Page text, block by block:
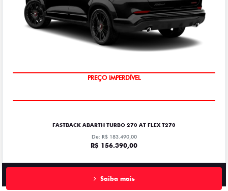
PREÇO IMPERDÍVEL
FASTBACK ABARTH TURBO 270 AT FLEX T270
De: R$ 183.490,00
R$ 156.390,00
Saiba mais